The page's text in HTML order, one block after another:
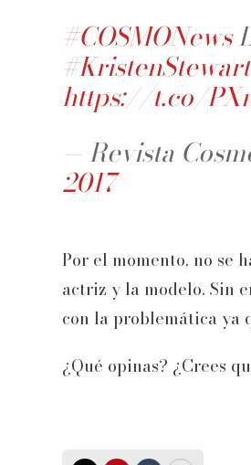
#COSMONews
#KristenStewart
https://t.co/
— Revista
2017
Por el momento, no se
actriz y la modelo. Sin
con la problemática ya
¿Qué opinas? ¿Crees